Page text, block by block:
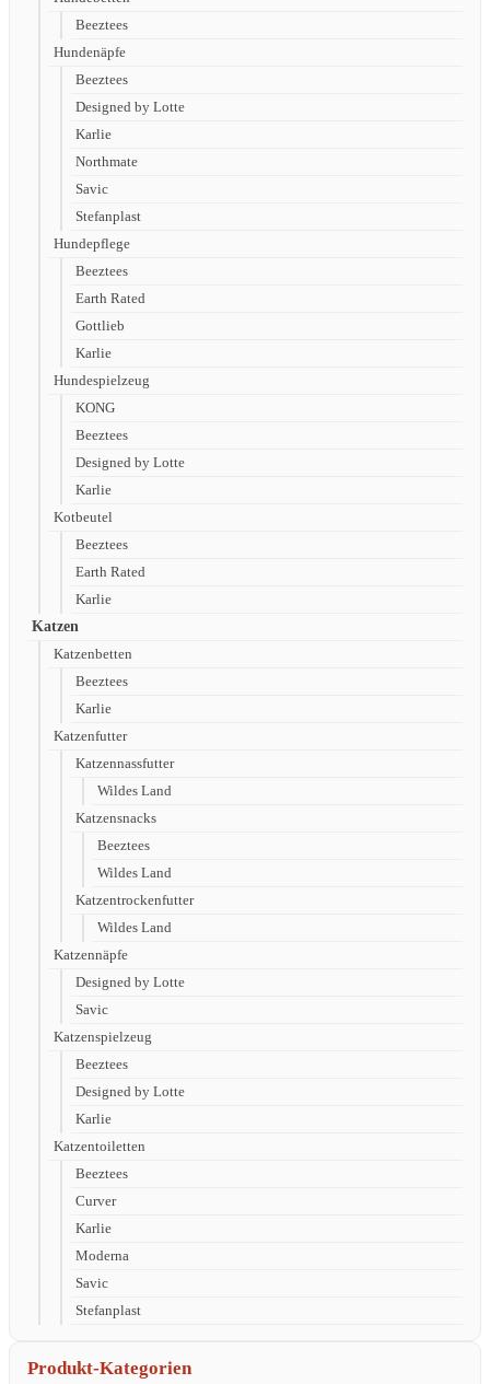
Beeztees
Hundenäpfe
Beeztees
Designed by Lotte
Karlie
Northmate
Savic
Stefanplast
Hundepflege
Beeztees
Earth Rated
Gottlieb
Karlie
Hundespielzeug
KONG
Beeztees
Designed by Lotte
Karlie
Kotbeutel
Beeztees
Earth Rated
Karlie
Katzen
Katzenbetten
Beeztees
Karlie
Katzenfutter
Katzennassfutter
Wildes Land
Katzensnacks
Beeztees
Wildes Land
Katzentrockenfutter
Wildes Land
Katzennäpfe
Designed by Lotte
Savic
Katzenspielzeug
Beeztees
Designed by Lotte
Karlie
Katzentoiletten
Beeztees
Curver
Karlie
Moderna
Savic
Stefanplast
Produkt-Kategorien